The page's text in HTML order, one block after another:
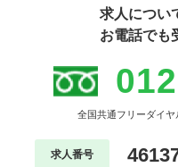
求人につい
お電話でも
全国共通フリーダイ
求人番号